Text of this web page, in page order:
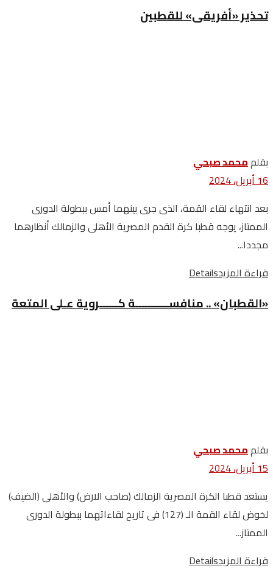
تحذير «أفريقى» للقطبين
بقلممحمد صبحي
16 أبريل، 2024
بعد انتهاء لقاء القمة، الذى جرى بينهما أمس ببطولة الدورى
الممتاز، يوجه قطبا كرة القدم المصرية الأهلى والزمالك أنظارهما
مجددا...
قراءة المزيدDetails
«القطبان» .. منافســـــــــــة كــــــروية عـلى المتعة
بقلممحمد صبحي
15 أبريل، 2024
يستعد قطبا الكرة المصرية الزمالك (صاحب الارض) والأهلى (الضيف)
لخوض لقاء القمة الـ (127) فى تاريخ لقاءاتهما ببطولة الدورى
الممتاز...
قراءة المزيدDetails